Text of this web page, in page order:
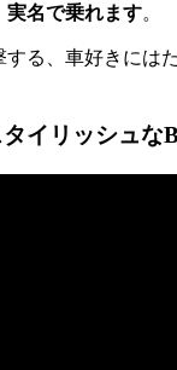
実名で乗れます。
する、車好きには
イリッシュな